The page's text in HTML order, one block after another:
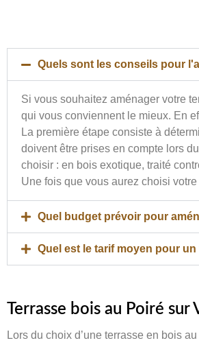
Quels sont les conseils pour
Si vous souhaitez aménager votre
qui vous conviennent le mieux. En
La première étape consiste à
doivent être prises en compte lors
choisir : en bois exotique, traité
Une fois que vous aurez choisi
Quel budget prévoir pour
Quel est le tarif moyen pour
Terrasse bois au Poiré
Lors du choix d’une terrasse en bois